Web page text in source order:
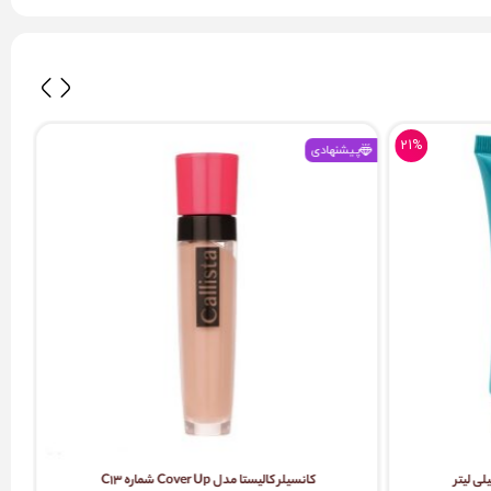
21% پیشنهادی
کانسیلر کالیستا مدل Cover Up شماره C13